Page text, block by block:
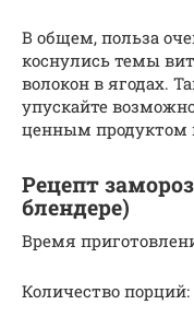
В общем, польза
коснулись темы
волокон в ягодах.
упускайте
ценным продуктом
Рецепт
блендере)
Время
Количество порций: